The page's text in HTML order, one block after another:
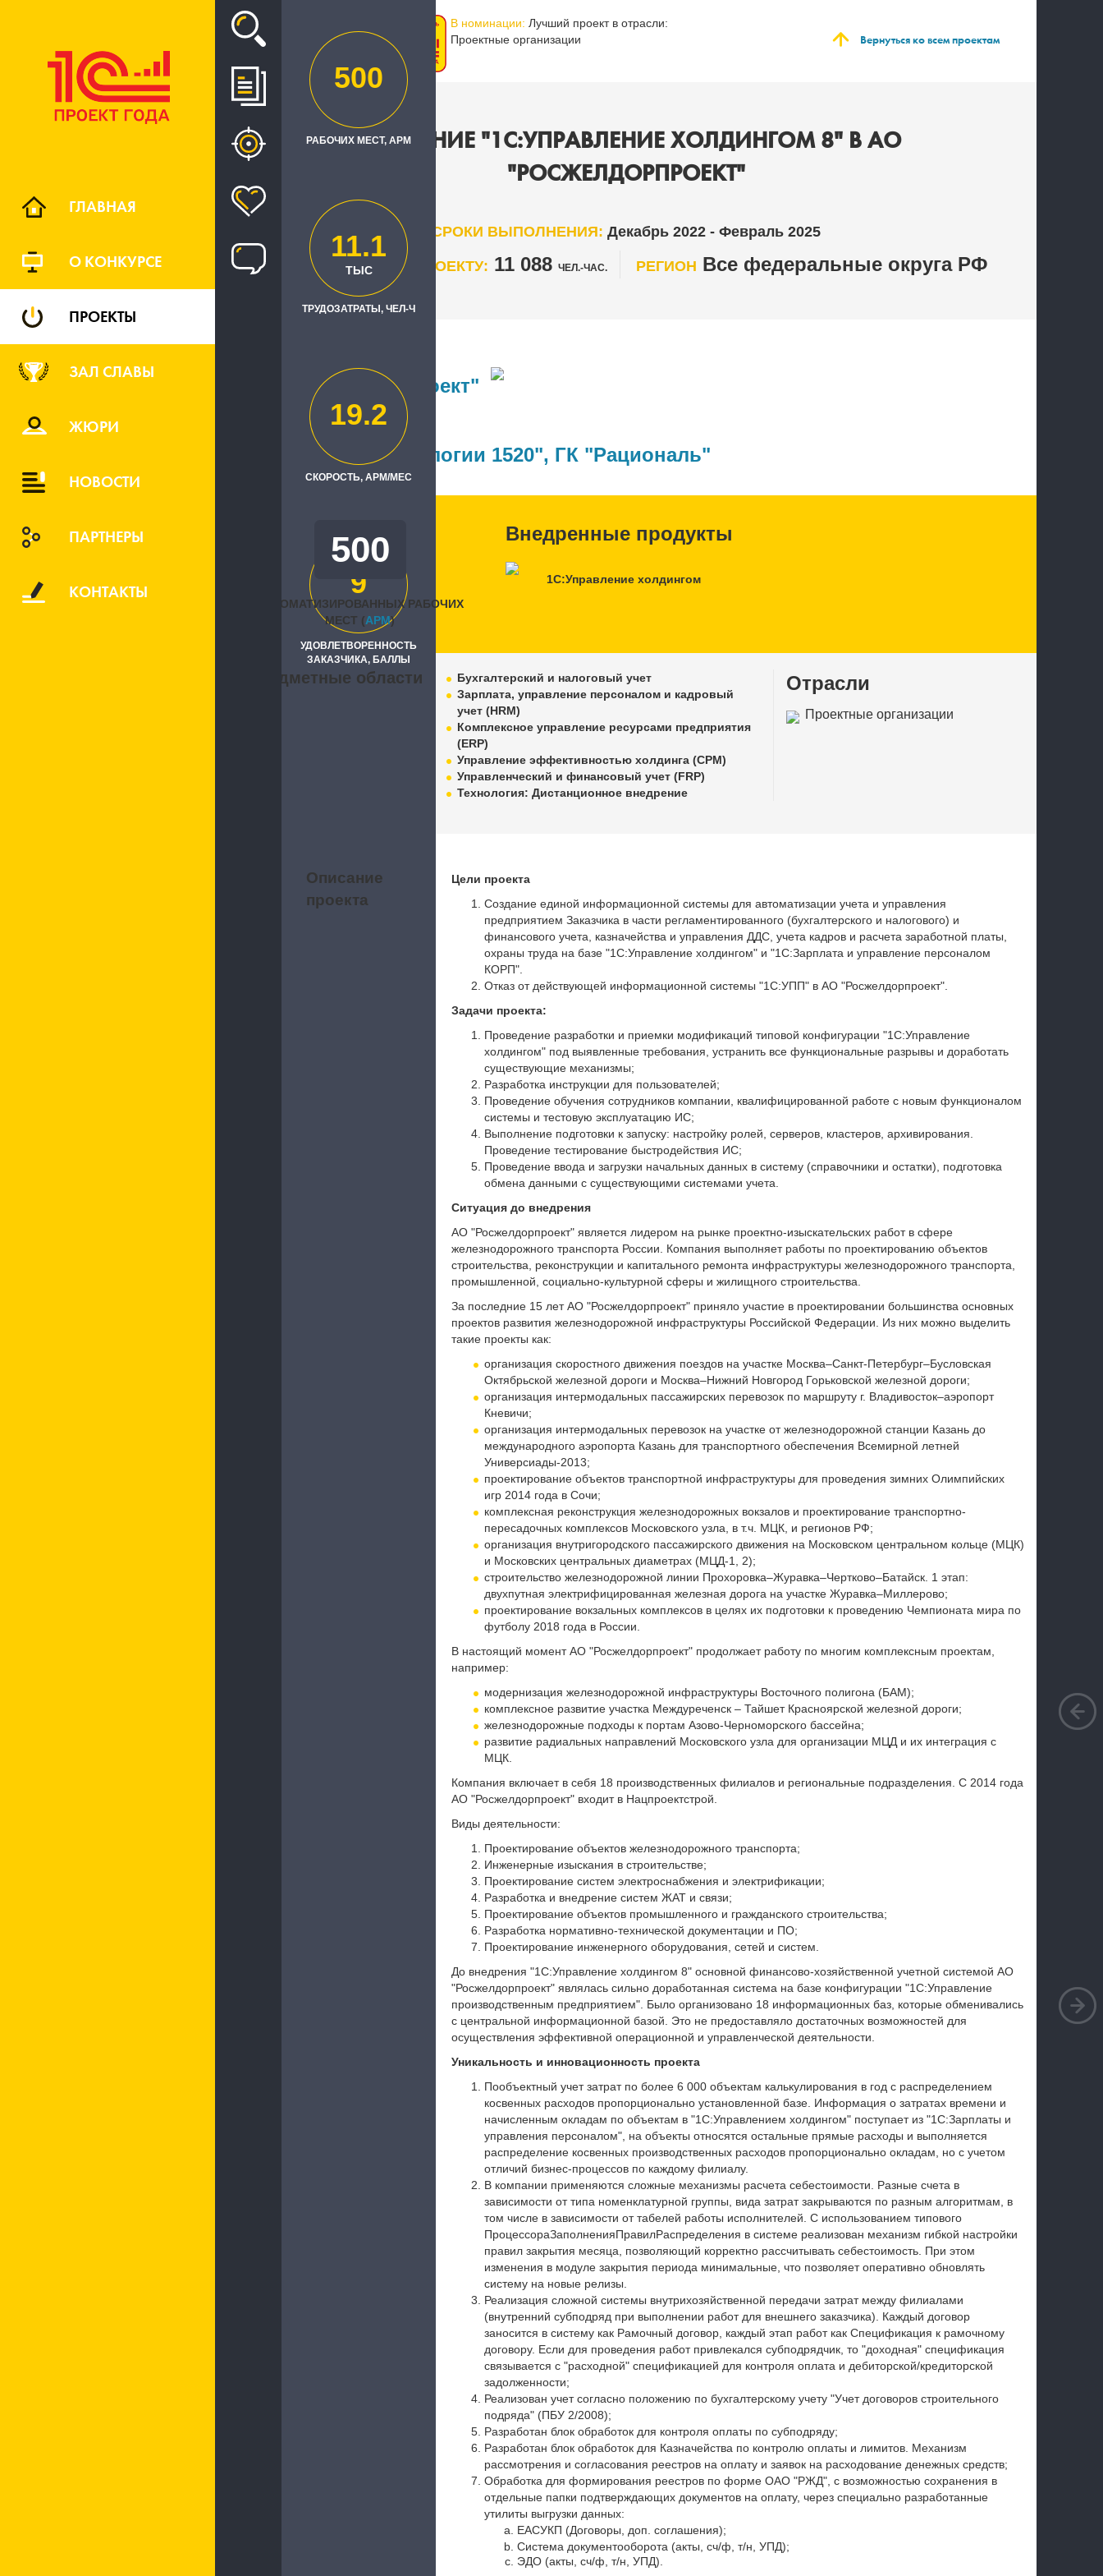
ГЛАВНАЯ
О КОНКУРСЕ
ПРОЕКТЫ
ЗАЛ СЛАВЫ
ЖЮРИ
НОВОСТИ
ПАРТНЕРЫ
КОНТАКТЫ
Проект
В номинации: Лучший проект в отрасли:
Проектные организации
Вернуться ко всем проектам
ВНЕДРЕНИЕ "1С:УПРАВЛЕНИЕ ХОЛДИНГОМ 8" В АО
"РОСЖЕЛДОРПРОЕКТ"
СРОКИ ВЫПОЛНЕНИЯ: Декабрь 2022 - Февраль 2025
ТРУДОЗАТРАТЫ ПО ПРОЕКТУ: 11 088 ЧЕЛ.-ЧАС. РЕГИОН Все федеральные округа РФ
500
РАБОЧИХ МЕСТ, АРМ
11.1
ТЫС
ТРУДОЗАТРАТЫ, ЧЕЛ-Ч
19.2
СКОРОСТЬ, АРМ/МЕС
9
УДОВЛЕТВОРЕННОСТЬ
ЗАКАЗЧИКА, БАЛЛЫ
АО "Росжелдорпроект"
Исполнитель
"Цифровые технологии 1520", ГК "Рациональ"
500
АВТОМАТИЗИРОВАННЫХ РАБОЧИХ
МЕСТ (APM)
Внедренные продукты
1С:Управление холдингом
Предметные области
Бухгалтерский и налоговый учет
Зарплата, управление персоналом и кадровый
учет (HRM)
Комплексное управление ресурсами предприятия
(ERP)
Управление эффективностью холдинга (CPM)
Управленческий и финансовый учет (FRP)
Технология: Дистанционное внедрение
Отрасли
Проектные организации
Описание
проекта
Цели проекта
Создание единой информационной системы для автоматизации учета и управления
предприятием Заказчика в части регламентированного (бухгалтерского и налогового) и
финансового учета, казначейства и управления ДДС, учета кадров и расчета заработной платы,
охраны труда на базе "1С:Управление холдингом" и "1С:Зарплата и управление персоналом
КОРП".
Отказ от действующей информационной системы "1С:УПП" в АО "Росжелдорпроект".
Задачи проекта:
Проведение разработки и приемки модификаций типовой конфигурации "1С:Управление
холдингом" под выявленные требования, устранить все функциональные разрывы и доработать
существующие механизмы;
Разработка инструкции для пользователей;
Проведение обучения сотрудников компании, квалифицированной работе с новым функционалом
системы и тестовую эксплуатацию ИС;
Выполнение подготовки к запуску: настройку ролей, серверов, кластеров, архивирования.
Проведение тестирование быстродействия ИС;
Проведение ввода и загрузки начальных данных в систему (справочники и остатки), подготовка
обмена данными с существующими системами учета.
Ситуация до внедрения
АО "Росжелдорпроект" является лидером на рынке проектно-изыскательских работ в сфере
железнодорожного транспорта России. Компания выполняет работы по проектированию объектов
строительства, реконструкции и капитального ремонта инфраструктуры железнодорожного транспорта,
промышленной, социально-культурной сферы и жилищного строительства.
За последние 15 лет АО "Росжелдорпроект" приняло участие в проектировании большинства основных
проектов развития железнодорожной инфраструктуры Российской Федерации. Из них можно выделить
такие проекты как:
организация скоростного движения поездов на участке Москва–Санкт-Петербург–Бусловская
Октябрьской железной дороги и Москва–Нижний Новгород Горьковской железной дороги;
организация интермодальных пассажирских перевозок по маршруту г. Владивосток–аэропорт
Кневичи;
организация интермодальных перевозок на участке от железнодорожной станции Казань до
международного аэропорта Казань для транспортного обеспечения Всемирной летней
Универсиады-2013;
проектирование объектов транспортной инфраструктуры для проведения зимних Олимпийских
игр 2014 года в Сочи;
комплексная реконструкция железнодорожных вокзалов и проектирование транспортно-
пересадочных комплексов Московского узла, в т.ч. МЦК, и регионов РФ;
организация внутригородского пассажирского движения на Московском центральном кольце (МЦК)
и Московских центральных диаметрах (МЦД-1, 2);
строительство железнодорожной линии Прохоровка–Журавка–Чертково–Батайск. 1 этап:
двухпутная электрифицированная железная дорога на участке Журавка–Миллерово;
проектирование вокзальных комплексов в целях их подготовки к проведению Чемпионата мира по
футболу 2018 года в России.
В настоящий момент АО "Росжелдорпроект" продолжает работу по многим комплексным проектам,
например:
модернизация железнодорожной инфраструктуры Восточного полигона (БАМ);
комплексное развитие участка Междуреченск – Тайшет Красноярской железной дороги;
железнодорожные подходы к портам Азово-Черноморского бассейна;
развитие радиальных направлений Московского узла для организации МЦД и их интеграция с
МЦК.
Компания включает в себя 18 производственных филиалов и региональные подразделения. С 2014 года
АО "Росжелдорпроект" входит в Нацпроектстрой.
Виды деятельности:
Проектирование объектов железнодорожного транспорта;
Инженерные изыскания в строительстве;
Проектирование систем электроснабжения и электрификации;
Разработка и внедрение систем ЖАТ и связи;
Проектирование объектов промышленного и гражданского строительства;
Разработка нормативно-технической документации и ПО;
Проектирование инженерного оборудования, сетей и систем.
До внедрения "1С:Управление холдингом 8" основной финансово-хозяйственной учетной системой АО
"Росжелдорпроект" являлась сильно доработанная система на базе конфигурации "1С:Управление
производственным предприятием". Было организовано 18 информационных баз, которые обменивались
с центральной информационной базой. Это не предоставляло достаточных возможностей для
осуществления эффективной операционной и управленческой деятельности.
Уникальность и инновационность проекта
Пообъектный учет затрат по более 6 000 объектам калькулирования в год с распределением
косвенных расходов пропорционально установленной базе. Информация о затратах времени и
начисленным окладам по объектам в "1С:Управлением холдингом" поступает из "1С:Зарплаты и
управления персоналом", на объекты относятся остальные прямые расходы и выполняется
распределение косвенных производственных расходов пропорционально окладам, но с учетом
отличий бизнес-процессов по каждому филиалу.
В компании применяются сложные механизмы расчета себестоимости. Разные счета в
зависимости от типа номенклатурной группы, вида затрат закрываются по разным алгоритмам, в
том числе в зависимости от табелей работы исполнителей. С использованием типового
ПроцессораЗаполненияПравилРаспределения в системе реализован механизм гибкой настройки
правил закрытия месяца, позволяющий корректно рассчитывать себестоимость. При этом
изменения в модуле закрытия периода минимальные, что позволяет оперативно обновлять
систему на новые релизы.
Реализация сложной системы внутрихозяйственной передачи затрат между филиалами
(внутренний субподряд при выполнении работ для внешнего заказчика). Каждый договор
заносится в систему как Рамочный договор, каждый этап работ как Спецификация к рамочному
договору. Если для проведения работ привлекался субподрядчик, то "доходная" спецификация
связывается с "расходной" спецификацией для контроля оплата и дебиторской/кредиторской
задолженности;
Реализован учет согласно положению по бухгалтерскому учету "Учет договоров строительного
подряда" (ПБУ 2/2008);
Разработан блок обработок для контроля оплаты по субподряду;
Разработан блок обработок для Казначейства по контролю оплаты и лимитов. Механизм
рассмотрения и согласования реестров на оплату и заявок на расходование денежных средств;
Обработка для формирования реестров по форме ОАО "РЖД", с возможностью сохранения в
отдельные папки подтверждающих документов на оплату, через специально разработанные
утилиты выгрузки данных:
ЕАСУКП (Договоры, доп. соглашения);
Система документооборота (акты, сч/ф, т/н, УПД);
ЭДО (акты, сч/ф, т/н, УПД).